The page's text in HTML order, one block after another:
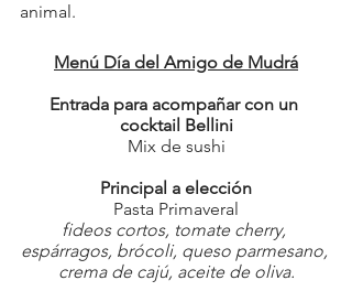
animal.
Menú Día del Amigo de Mudrá
Entrada para acompañar con un
cocktail Bellini
Mix de sushi
Principal a elección
Pasta Primaveral
fideos cortos, tomate cherry,
espárragos, brócoli, queso parmesano,
crema de cajú, aceite de oliva.